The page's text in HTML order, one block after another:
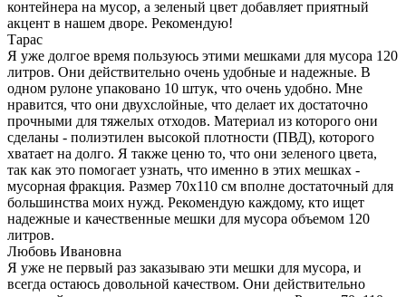
контейнера на мусор, а зеленый цвет добавляет приятный
акцент в нашем дворе. Рекомендую!
Тарас
Я уже долгое время пользуюсь этими мешками для мусора 120
литров. Они действительно очень удобные и надежные. В
одном рулоне упаковано 10 штук, что очень удобно. Мне
нравится, что они двухслойные, что делает их достаточно
прочными для тяжелых отходов. Материал из которого они
сделаны - полиэтилен высокой плотности (ПВД), которого
хватает на долго. Я также ценю то, что они зеленого цвета,
так как это помогает узнать, что именно в этих мешках -
мусорная фракция. Размер 70х110 см вполне достаточный для
большинства моих нужд. Рекомендую каждому, кто ищет
надежные и качественные мешки для мусора объемом 120
литров.
Любовь Ивановна
Я уже не первый раз заказываю эти мешки для мусора, и
всегда остаюсь довольной качеством. Они действительно